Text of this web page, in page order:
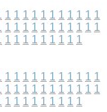
1 1 1 1 1 1 1 1 1 1 1
1 1 1 1 1 1 1 1 1 1 1
1 1 1 1 1 1 1 1 1
1 1 1 1 1 1 1 1 1 1 1
1 1 1 1 1 1 1 1 1 1 1
1 1 1 1 1 1 1 1 1